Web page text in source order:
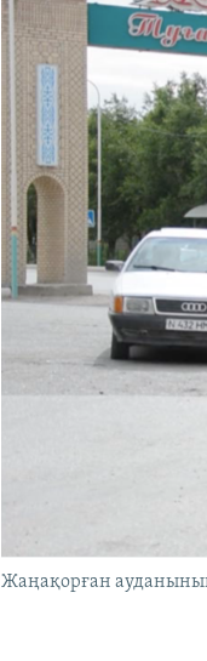
Жаңақорған